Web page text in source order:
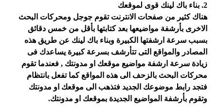
2. بناء باك لينك قوى لموقعك
هناك كثير من صفحات الانترنت تقوم جوجل ومحركات البحث
الاخرى بأرشفة مواضيعها بعد كتابتها بأقل من خمس دقائق
بسبب سرعة ارشفتها الكبيرة وبناء باك لينك عن طريق هذه
المصادر والمواقع التى تتأرشف بسرعة كبيرة يساعدك فى
زيادة سرعة ارشفة مواضيع موقعك او مدونتك , فعندما تقوم
محركات البحث بالزحف الى هذه المواقع كما تفعل بانتظام
فتجد رابط موضوعك الجديد فتذهب الى موقعك او مدونتك
وتقوم بأرشفة المواضيع الجديدة بموقعك او مدونتك.